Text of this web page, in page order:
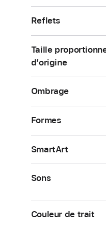
Reflets
Taille
d’origine
Ombrage
Formes
SmartArt
Sons
Couleur de trait